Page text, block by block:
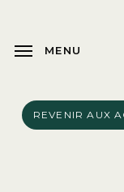
main
MENU
REVENIR AUX